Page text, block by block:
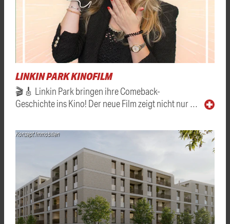
LINKIN PARK KINOFILM
🎬🎸 Linkin Park bringen ihre Comeback-
Geschichte ins Kino! Der neue Film zeigt nicht nur …
Konzept Immobilien